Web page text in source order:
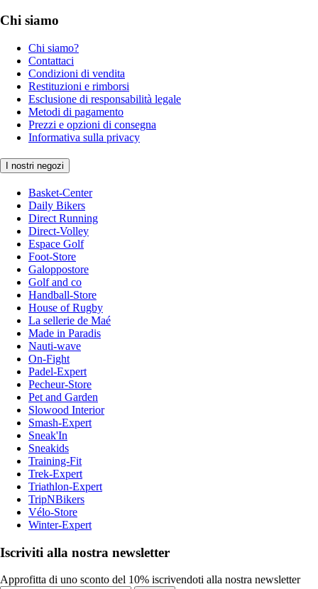
Chi siamo
Chi siamo?
Contattaci
Condizioni di vendita
Restituzioni e rimborsi
Esclusione di responsabilità legale
Metodi di pagamento
Prezzi e opzioni di consegna
Informativa sulla privacy
I nostri negozi
Basket-Center
Daily Bikers
Direct Running
Direct-Volley
Espace Golf
Foot-Store
Galoppostore
Golf and co
Handball-Store
House of Rugby
La sellerie de Maé
Made in Paradis
Nauti-wave
On-Fight
Padel-Expert
Pecheur-Store
Pet and Garden
Slowood Interior
Smash-Expert
Sneak'In
Sneakids
Training-Fit
Trek-Expert
Triathlon-Expert
TripNBikers
Vélo-Store
Winter-Expert
Iscriviti alla nostra newsletter
Approfitta di uno sconto del 10% iscrivendoti alla nostra newsletter